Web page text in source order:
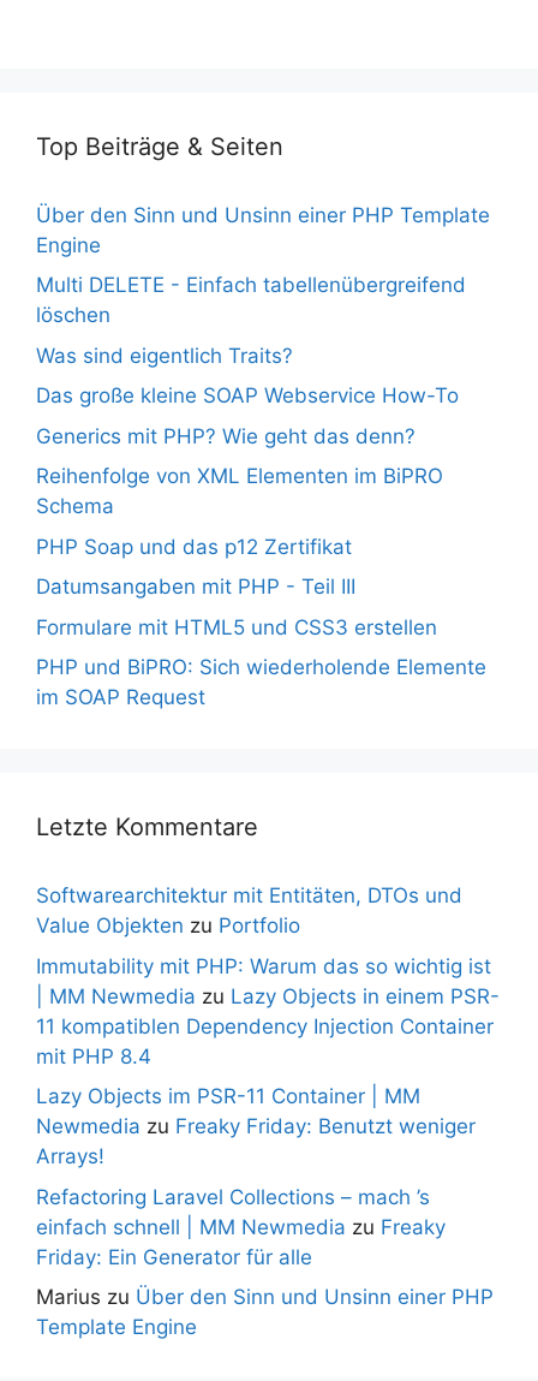
Top Beiträge & Seiten
Über den Sinn und Unsinn einer PHP Template
Engine
Multi DELETE - Einfach tabellenübergreifend
löschen
Was sind eigentlich Traits?
Das große kleine SOAP Webservice How-To
Generics mit PHP? Wie geht das denn?
Reihenfolge von XML Elementen im BiPRO
Schema
PHP Soap und das p12 Zertifikat
Datumsangaben mit PHP - Teil III
Formulare mit HTML5 und CSS3 erstellen
PHP und BiPRO: Sich wiederholende Elemente
im SOAP Request
Letzte Kommentare
Softwarearchitektur mit Entitäten, DTOs und
Value Objekten zu Portfolio
Immutability mit PHP: Warum das so wichtig ist
| MM Newmedia zu Lazy Objects in einem PSR-
11 kompatiblen Dependency Injection Container
mit PHP 8.4
Lazy Objects im PSR-11 Container | MM
Newmedia zu Freaky Friday: Benutzt weniger
Arrays!
Refactoring Laravel Collections – mach ’s
einfach schnell | MM Newmedia zu Freaky
Friday: Ein Generator für alle
Marius zu Über den Sinn und Unsinn einer PHP
Template Engine